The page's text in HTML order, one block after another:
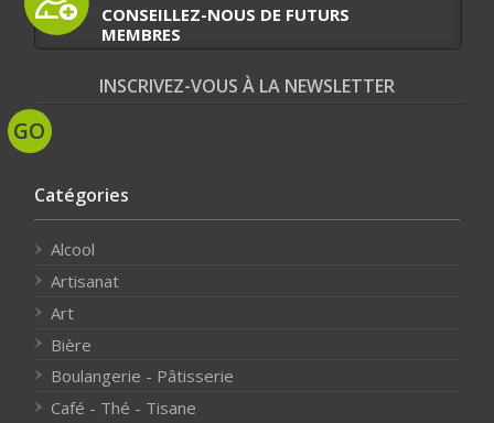
CONSEILLEZ-NOUS DE FUTURS
MEMBRES
INSCRIVEZ-VOUS À LA NEWSLETTER
Catégories
Alcool
Artisanat
Art
Bière
Boulangerie - Pâtisserie
Café - Thé - Tisane